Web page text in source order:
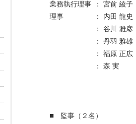
業務執行理事
： 宮前 綾子
理事
： 内田 龍史
：
谷川 雅彦
：
丹羽 雅雄
：
福原 正広
：
森 実
■ 監事（２名）